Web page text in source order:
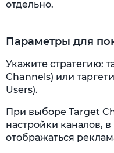
отдельно.
Параметры для
Укажите стратегию:
Channels) или
Users).
При выборе Target
настройки каналов,
отображаться